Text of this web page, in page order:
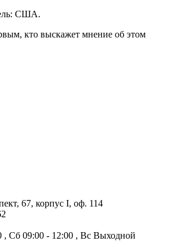
США.
кто выскажет мнение об этом
67, корпус I, оф. 114
, Сб 09:00 - 12:00 , Вс Выходной